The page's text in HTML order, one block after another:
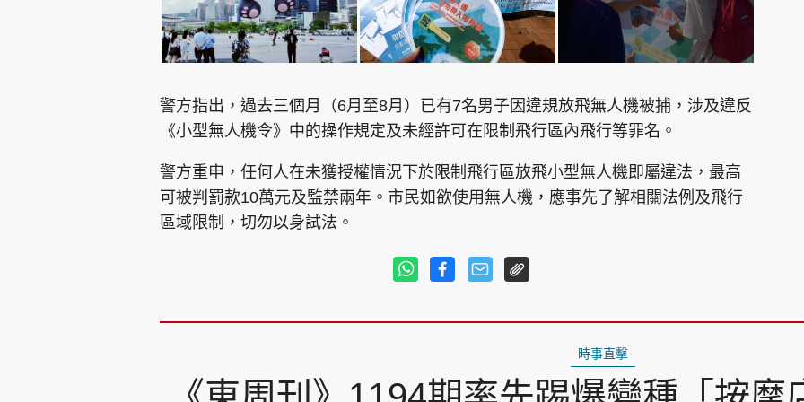
警方指出，過去三個月（6月至8月）已有7名男子因違規放飛無人機被捕，涉及違反
《小型無人機令》中的操作規定及未經許可在限制飛行區內飛行等罪名。
警方重申，任何人在未獲授權情況下於限制飛行區放飛小型無人機即屬違法，最高
可被判罰款10萬元及監禁兩年。市民如欲使用無人機，應事先了解相關法例及飛行
區域限制，切勿以身試法。
時事直擊